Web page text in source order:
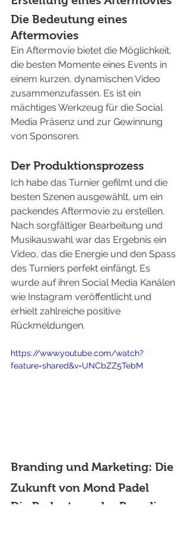
Die Bedeutung eines
Aftermovies
Ein Aftermovie bietet die Möglichkeit,
die besten Momente eines Events in
einem kurzen, dynamischen Video
zusammenzufassen. Es ist ein
mächtiges Werkzeug für die Social
Media Präsenz und zur Gewinnung
von Sponsoren.
Der Produktionsprozess
Ich habe das Turnier gefilmt und die
besten Szenen ausgewählt, um ein
packendes Aftermovie zu erstellen.
Nach sorgfältiger Bearbeitung und
Musikauswahl war das Ergebnis ein
Video, das die Energie und den Spass
des Turniers perfekt einfängt. Es
wurde auf ihren Social Media Kanälen
wie Instagram veröffentlicht und
erhielt zahlreiche positive
Rückmeldungen.
https://www.youtube.com/watch?
feature=shared&v=UNCbZZ5TebM
Branding und Marketing: Die
Zukunft von Mond Padel
Die Bedeutung des Brandings